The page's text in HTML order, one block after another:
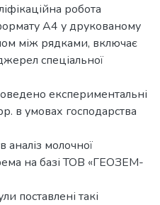
робота
А4 у друкованому
між рядками, включає
спеціальної
експериментальні
в умовах господарства
молочної
на базі ТОВ «ГЕОЗЕМ-
поставлені такі